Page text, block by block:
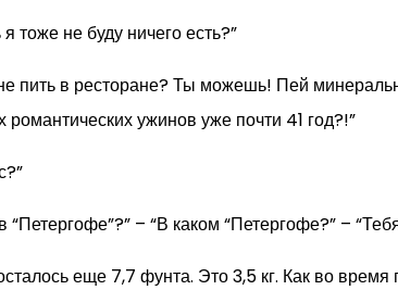
тоже не буду ничего есть?”
пить в ресторане? Ты можешь! Пей
ужинов уже почти 41 год?!”
– “В каком “Петергофе?” –
еще 7,7 фунта. Это 3,5 кг. Как во